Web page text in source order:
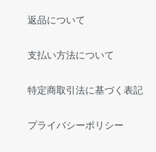
返品について
支払い方法について
特定商取引法に基づく表記
プライバシーポリシー